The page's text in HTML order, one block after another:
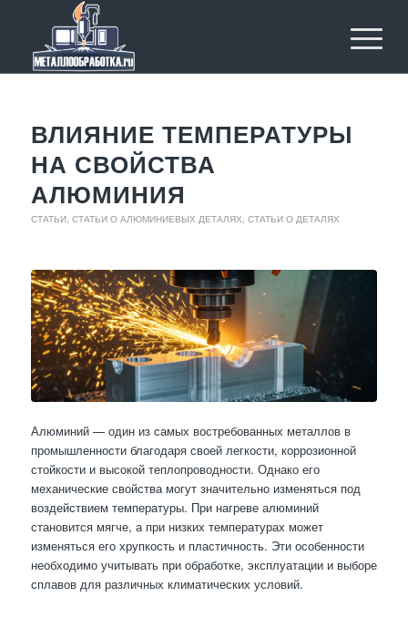
ВЛИЯНИЕ ТЕМПЕРАТУРЫ
НА СВОЙСТВА
АЛЮМИНИЯ
СТАТЬИ, СТАТЬИ О АЛЮМИНИЕВЫХ ДЕТАЛЯХ СТАТЬИ О ДЕТАЛЯХ
Алюминий — один из самых востребованных металлов в
промышленности благодаря своей легкости, коррозионной
стойкости и высокой теплопроводности. Однако его
механические свойства могут значительно изменяться под
воздействием температуры. При нагреве алюминий
становится мягче, а при низких температурах может
изменяться его хрупкость и пластичность. Эти особенности
необходимо учитывать при обработке, эксплуатации и выборе
сплавов для различных климатических условий.